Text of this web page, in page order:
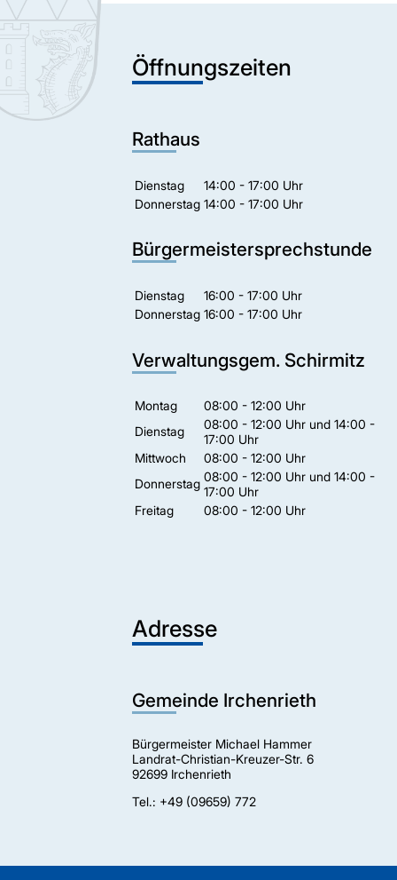
Öffnungszeiten
Rathaus
Dienstag
14:00 - 17:00 Uhr
Donnerstag 14:00 - 17:00 Uhr
Bürgermeistersprechstunde
Dienstag
16:00 - 17:00 Uhr
Donnerstag 16:00 - 17:00 Uhr
Verwaltungsgem. Schirmitz
Montag
08:00 - 12:00 Uhr
Dienstag
08:00 - 12:00 Uhr und 14:00 -
17:00 Uhr
Mittwoch
08:00 - 12:00 Uhr
Donnerstag 08:00 - 12:00 Uhr und 14:00 -
17:00 Uhr
Freitag
08:00 - 12:00 Uhr
Adresse
Gemeinde Irchenrieth
Bürgermeister Michael Hammer
Landrat-Christian-Kreuzer-Str. 6
92699 Irchenrieth
Tel.: +49 (09659) 772